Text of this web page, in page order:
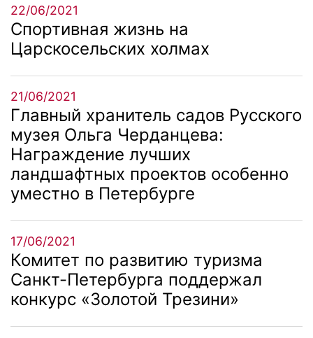
22/06/2021
Спортивная жизнь на
Царскосельских холмах
21/06/2021
Главный хранитель садов Русского
музея Ольга Черданцева:
Награждение лучших
ландшафтных проектов особенно
уместно в Петербурге
17/06/2021
Комитет по развитию туризма
Санкт-Петербурга поддержал
конкурс «Золотой Трезини»